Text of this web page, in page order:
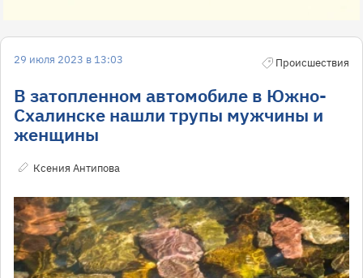
29 июля 2023 в 13:03 Происшествия
В затопленном автомобиле в Южно-
Схалинске нашли трупы мужчины и
женщины
Ксения Антипова